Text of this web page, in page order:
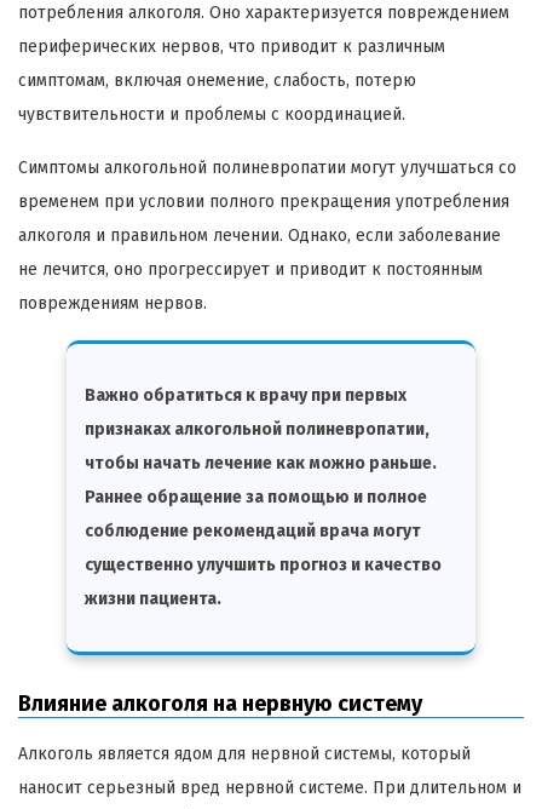
потребления алкоголя. Оно характеризуется повреждением
периферических нервов, что приводит к различным
симптомам, включая онемение, слабость, потерю
чувствительности и проблемы с координацией.
Симптомы алкогольной полиневропатии могут улучшаться со
временем при условии полного прекращения употребления
алкоголя и правильном лечении. Однако, если заболевание
не лечится, оно прогрессирует и приводит к постоянным
повреждениям нервов.
Важно обратиться к врачу при первых
признаках алкогольной полиневропатии,
чтобы начать лечение как можно раньше.
Раннее обращение за помощью и полное
соблюдение рекомендаций врача могут
существенно улучшить прогноз и качество
жизни пациента.
Влияние алкоголя на нервную систему
Алкоголь является ядом для нервной системы, который
наносит серьезный вред нервной системе. При длительном и